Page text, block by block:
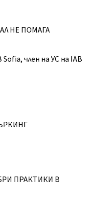
НЕ ПОМАГА
член на УС на IAB
ПРАКТИКИ В